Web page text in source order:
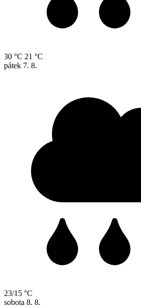
30 °C 21 °C
pátek 7. 8.
23/15 °C
sobota 8. 8.